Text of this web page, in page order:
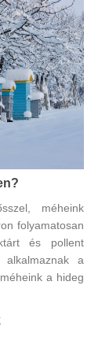
méheink
folyamatosan
és pollent
a
a hideg